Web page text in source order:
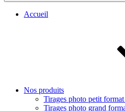
Accueil
Nos produits
Tirages photo petit
Tirages photo grand